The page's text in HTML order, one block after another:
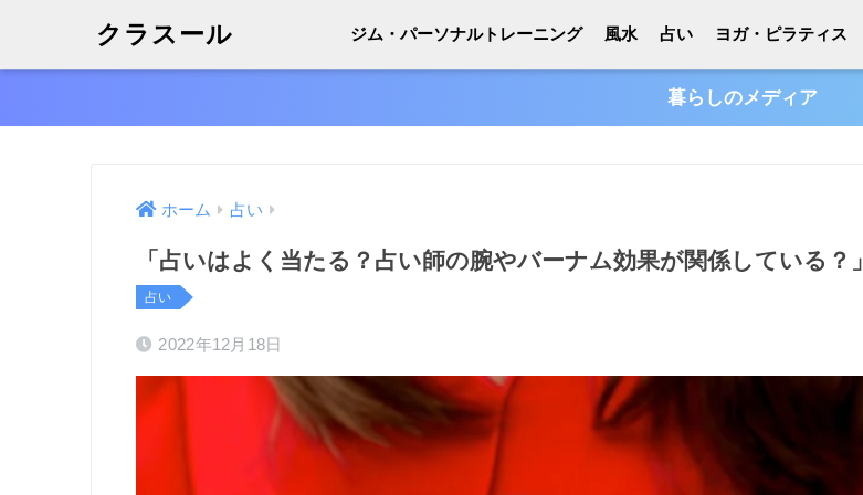
クラスール ジム・パーソナルトレーニング 風水 占い ヨガ・ピラティス
暮らしのメディア
ホーム 占い
「占いはよく当たる？占い師の腕やバーナム効果が関係している？」
占い
2022年12月18日